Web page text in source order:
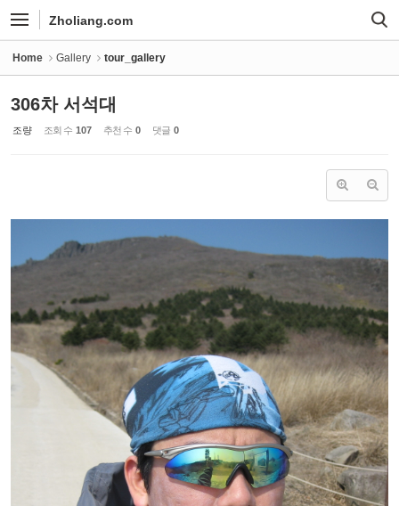
Zholiang.com
Home Gallery tour_gallery
306차 서석대
조량 조회 수 107 추천 수 0 댓글 0